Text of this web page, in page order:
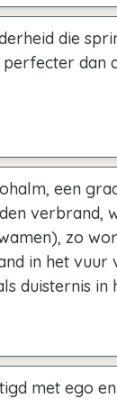
die
dan
een
verbrand,
zo
in het vuur
duisternis in
met ego